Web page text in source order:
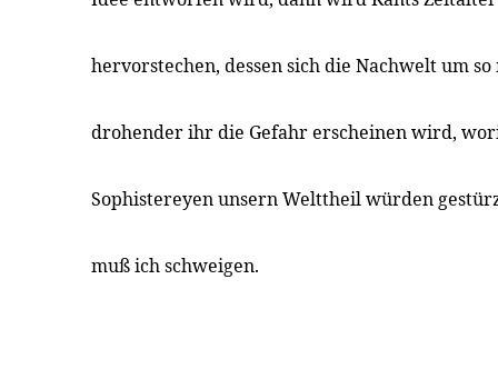
hervorstechen, dessen sich die Nachwelt um
drohender ihr die Gefahr erscheinen wird,
Sophistereyen unsern Welttheil würden
muß ich schweigen.